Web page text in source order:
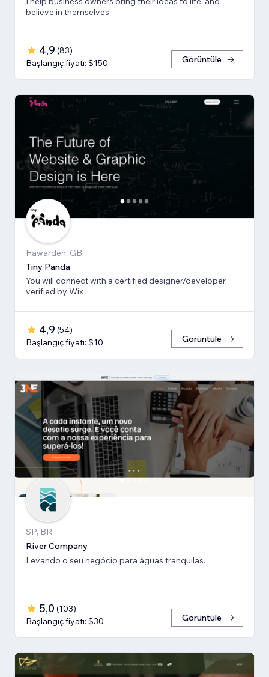
believe in themselves
4,9 (83)
Başlangıç fiyatı: $150
Görüntüle
Hawarden, GB
Tiny Panda
You will connect with a certified designer/developer,
verified by Wix
4,9 (54)
Başlangıç fiyatı: $10
Görüntüle
SP, BR
River Company
Levando o seu negócio para águas tranquilas.
5,0 (103)
Başlangıç fiyatı: $30
Görüntüle